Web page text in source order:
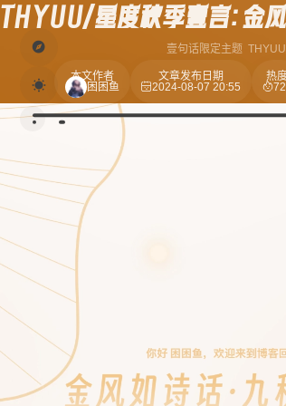
THYUU/星度秋季壹言：金
壹句话限定主题
本文作者
困困鱼
文章发布日期
2024-08-07 20:55
热